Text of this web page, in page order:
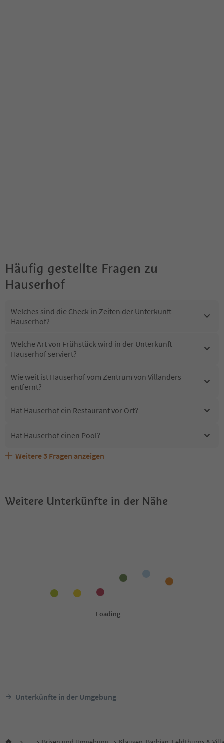
Häufig gestellte Fragen zu
Hauserhof
Welches sind die Check-in Zeiten der Unterkunft
Hauserhof?
Welche Art von Frühstück wird in der Unterkunft
Hauserhof serviert?
Wie weit ist Hauserhof vom Zentrum von Villanders
entfernt?
Hat Hauserhof ein Restaurant vor Ort?
Hat Hauserhof einen Pool?
Sind Haustiere in der Unterkunft Hauserhof erlaubt?
Welche Services bietet Hauserhof?
Erhalten die Gäste von Hauserhof einen Südtirol
Weitere 3 Fragen anzeigen
Weitere Unterkünfte in der Nähe
Unterkünfte in der Umgebung